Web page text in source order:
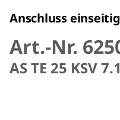
Anschluss
Art.-Nr.
AS TE 25 KSV